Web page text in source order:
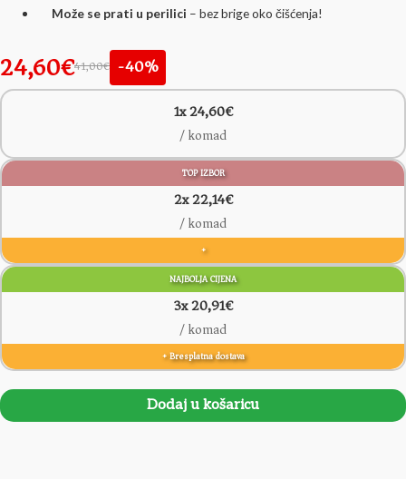
Može se prati u perilici – bez brige oko čišćenja!
24,60€41,00€ -40%
1x 24,60€
/ komad
TOP IZBOR
2x 22,14€
/ komad
+
NAJBOLJA CIJENA
3x 20,91€
/ komad
+ Bresplatna dostava
Dodaj u košaricu